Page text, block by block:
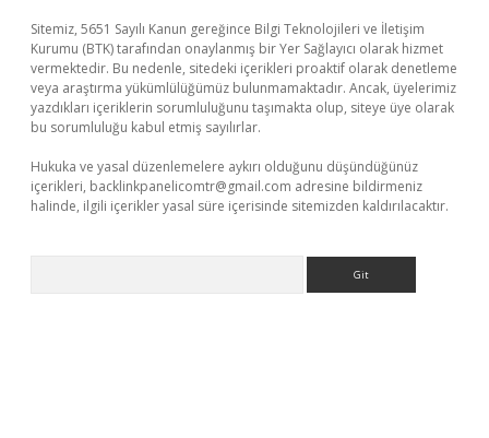
Sitemiz, 5651 Sayılı Kanun gereğince Bilgi Teknolojileri ve İletişim
Kurumu (BTK) tarafından onaylanmış bir Yer Sağlayıcı olarak hizmet
vermektedir. Bu nedenle, sitedeki içerikleri proaktif olarak denetleme
veya araştırma yükümlülüğümüz bulunmamaktadır. Ancak, üyelerimiz
yazdıkları içeriklerin sorumluluğunu taşımakta olup, siteye üye olarak
bu sorumluluğu kabul etmiş sayılırlar.
Hukuka ve yasal düzenlemelere aykırı olduğunu düşündüğünüz
içerikleri, backlinkpanelicomtr@gmail.com adresine bildirmeniz
halinde, ilgili içerikler yasal süre içerisinde sitemizden kaldırılacaktır.